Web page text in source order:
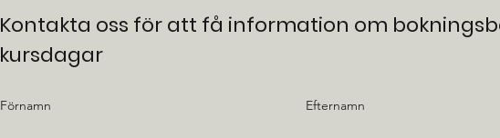
Kontakta oss för att få information om
kursdagar
Förnamn Efternamn